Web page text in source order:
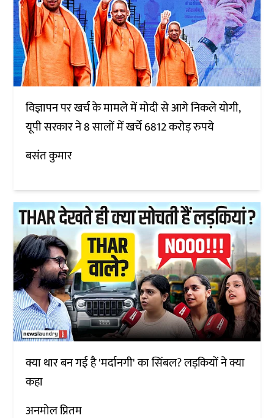
विज्ञापन पर खर्च के मामले में मोदी से आगे निकले योगी,
यूपी सरकार ने 8 सालों में खर्चे 6812 करोड़ रुपये
बसंत कुमार
क्या थार बन गई है 'मर्दानगी' का सिंबल? लड़कियों ने क्या
कहा
अनमोल प्रितम